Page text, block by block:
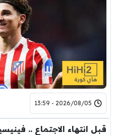
2026/08/05 - 13:59
قبل انتهاء الاجتماع ..